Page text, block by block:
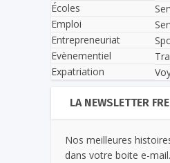
Écoles
Emploi
Entrepreneuriat
Evènementiel
Expatriation
LA NEWSLETTER
Nos meilleures
dans votre boite e-mail.